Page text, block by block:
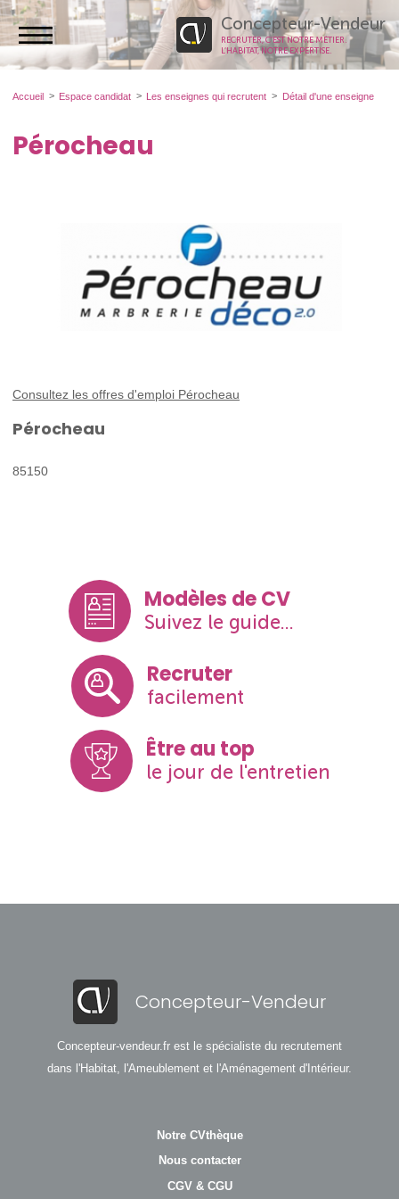
Concepteur-Vendeur
RECRUTER, C’EST NOTRE MÉTIER.
L’HABITAT, NOTRE EXPERTISE.
Accueil Espace candidat Les enseignes qui recrutent Détail d'une enseigne
Pérocheau
Consultez les offres d'emploi Pérocheau
Pérocheau
85150
Modèles de CV
Suivez le guide...
Recruter
facilement
Être au top
le jour de l'entretien
Concepteur-Vendeur
Concepteur-vendeur.fr est le spécialiste du recrutement
dans l'Habitat, l'Ameublement et l'Aménagement d'Intérieur.
Notre CVthèque
Nous contacter
CGV & CGU